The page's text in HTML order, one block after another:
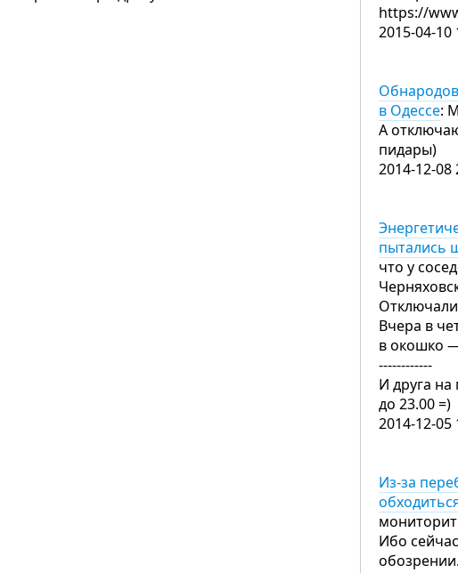
https://
2015-04-10
в Одессе:
А
пидары)
2014-12-08
пытались
что у
Отключали
Вчера в
в окошко
------------
И друга на
до 23.00 =)
2014-12-05
Из-за
Ибо
обозрении.